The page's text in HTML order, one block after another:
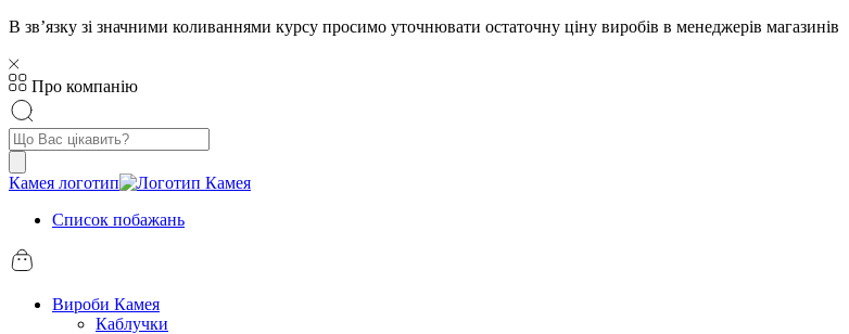
В звʼязку зі значними коливаннями курсу просимо уточнювати остаточну ціну виробів в менеджерів магазинів
Про компанію
Пошук
товарів
Камея логотип
Список побажань
Вироби Камея
Каблучки